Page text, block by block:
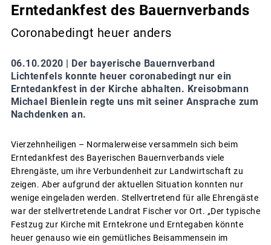
Erntedankfest des Bauernverbands
Coronabedingt heuer anders
06.10.2020 | Der bayerische Bauernverband
Lichtenfels konnte heuer coronabedingt nur ein
Erntedankfest in der Kirche abhalten. Kreisobmann
Michael Bienlein regte uns mit seiner Ansprache zum
Nachdenken an.
Vierzehnheiligen – Normalerweise versammeln sich beim
Erntedankfest des Bayerischen Bauernverbands viele
Ehrengäste, um ihre Verbundenheit zur Landwirtschaft zu
zeigen. Aber aufgrund der aktuellen Situation konnten nur
wenige eingeladen werden. Stellvertretend für alle Ehrengäste
war der stellvertretende Landrat Fischer vor Ort. „Der typische
Festzug zur Kirche mit Erntekrone und Erntegaben könnte
heuer genauso wie ein gemütliches Beisammensein im